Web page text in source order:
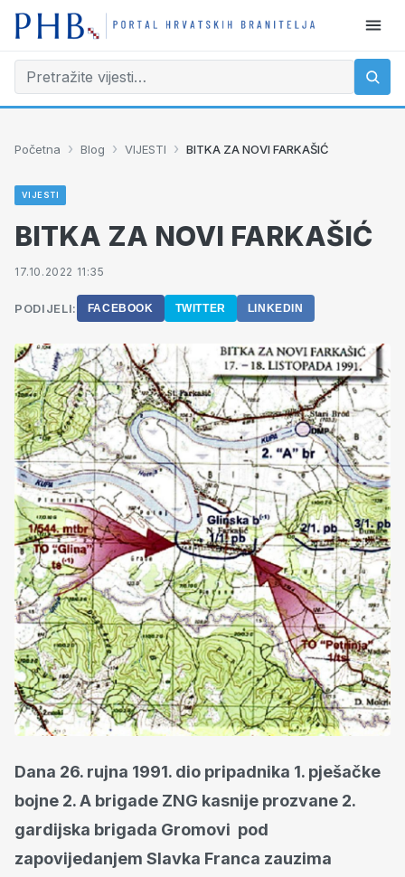
Početna › Blog › VIJESTI › BITKA ZA NOVI FARKAŠIĆ
VIJESTI
BITKA ZA NOVI FARKAŠIĆ
17.10.2022 11:35
PODIJELI: FACEBOOK TWITTER LINKEDIN
Dana 26. rujna 1991. dio pripadnika 1. pješačke
bojne 2. A brigade ZNG kasnije prozvane 2.
gardijska brigada Gromovi pod
zapovijedanjem Slavka Franca zauzima